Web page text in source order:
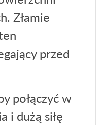
Złamie
przed
połączyć w
i dużą siłę